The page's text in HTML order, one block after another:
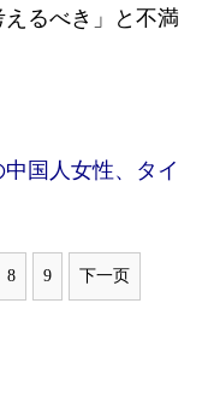
るべき」と不満
国人女性、タイ
8 9 下一页